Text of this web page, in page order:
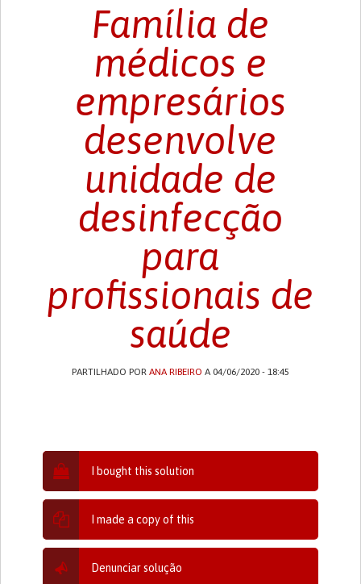
Família de
médicos e
empresários
desenvolve
unidade de
desinfecção
para
profissionais de
saúde
PARTILHADO POR ANA RIBEIRO A 04/06/2020 - 18:45
I bought this solution
I made a copy of this
Denunciar solução